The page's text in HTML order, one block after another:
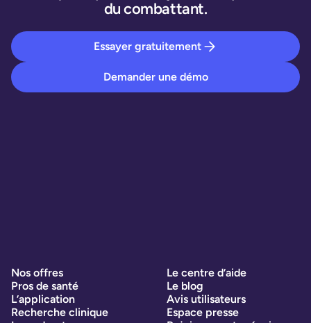
du combattant.
Essayer gratuitement
Demander une démo
Nos offres
Pros de santé
L’application
Recherche clinique
Le centre d’aide
Le blog
Avis utilisateurs
Espace presse